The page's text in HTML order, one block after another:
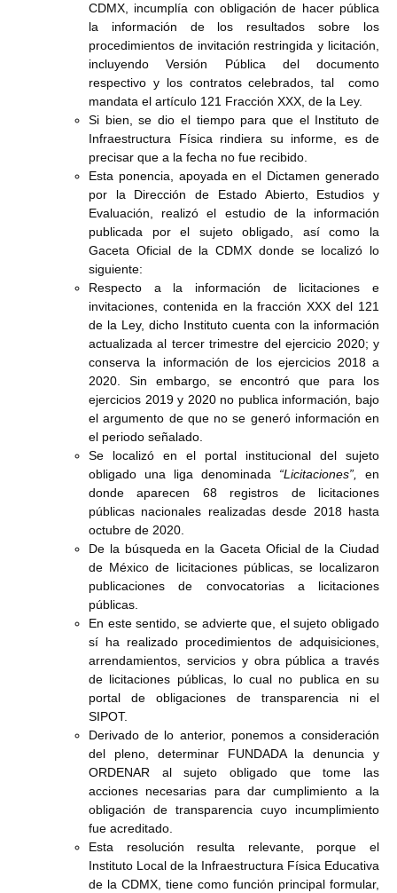
CDMX, incumplía con obligación de hacer pública
la información de los resultados sobre los
procedimientos de invitación restringida y licitación,
incluyendo Versión Pública del documento
respectivo y los contratos celebrados, tal como
mandata el artículo 121 Fracción XXX, de la Ley.
Si bien, se dio el tiempo para que el Instituto de
Infraestructura Física rindiera su informe, es de
precisar que a la fecha no fue recibido.
Esta ponencia, apoyada en el Dictamen generado
por la Dirección de Estado Abierto, Estudios y
Evaluación, realizó el estudio de la información
publicada por el sujeto obligado, así como la
Gaceta Oficial de la CDMX donde se localizó lo
siguiente:
Respecto a la información de licitaciones e
invitaciones, contenida en la fracción XXX del 121
de la Ley, dicho Instituto cuenta con la información
actualizada al tercer trimestre del ejercicio 2020; y
conserva la información de los ejercicios 2018 a
2020. Sin embargo, se encontró que para los
ejercicios 2019 y 2020 no publica información, bajo
el argumento de que no se generó información en
el periodo señalado.
Se localizó en el portal institucional del sujeto
obligado una liga denominada “Licitaciones”, en
donde aparecen 68 registros de licitaciones
públicas nacionales realizadas desde 2018 hasta
octubre de 2020.
De la búsqueda en la Gaceta Oficial de la Ciudad
de México de licitaciones públicas, se localizaron
publicaciones de convocatorias a licitaciones
públicas.
En este sentido, se advierte que, el sujeto obligado
sí ha realizado procedimientos de adquisiciones,
arrendamientos, servicios y obra pública a través
de licitaciones públicas, lo cual no publica en su
portal de obligaciones de transparencia ni el
SIPOT.
Derivado de lo anterior, ponemos a consideración
del pleno, determinar FUNDADA la denuncia y
ORDENAR al sujeto obligado que tome las
acciones necesarias para dar cumplimiento a la
obligación de transparencia cuyo incumplimiento
fue acreditado.
Esta resolución resulta relevante, porque el
Instituto Local de la Infraestructura Física Educativa
de la CDMX, tiene como función principal formular,